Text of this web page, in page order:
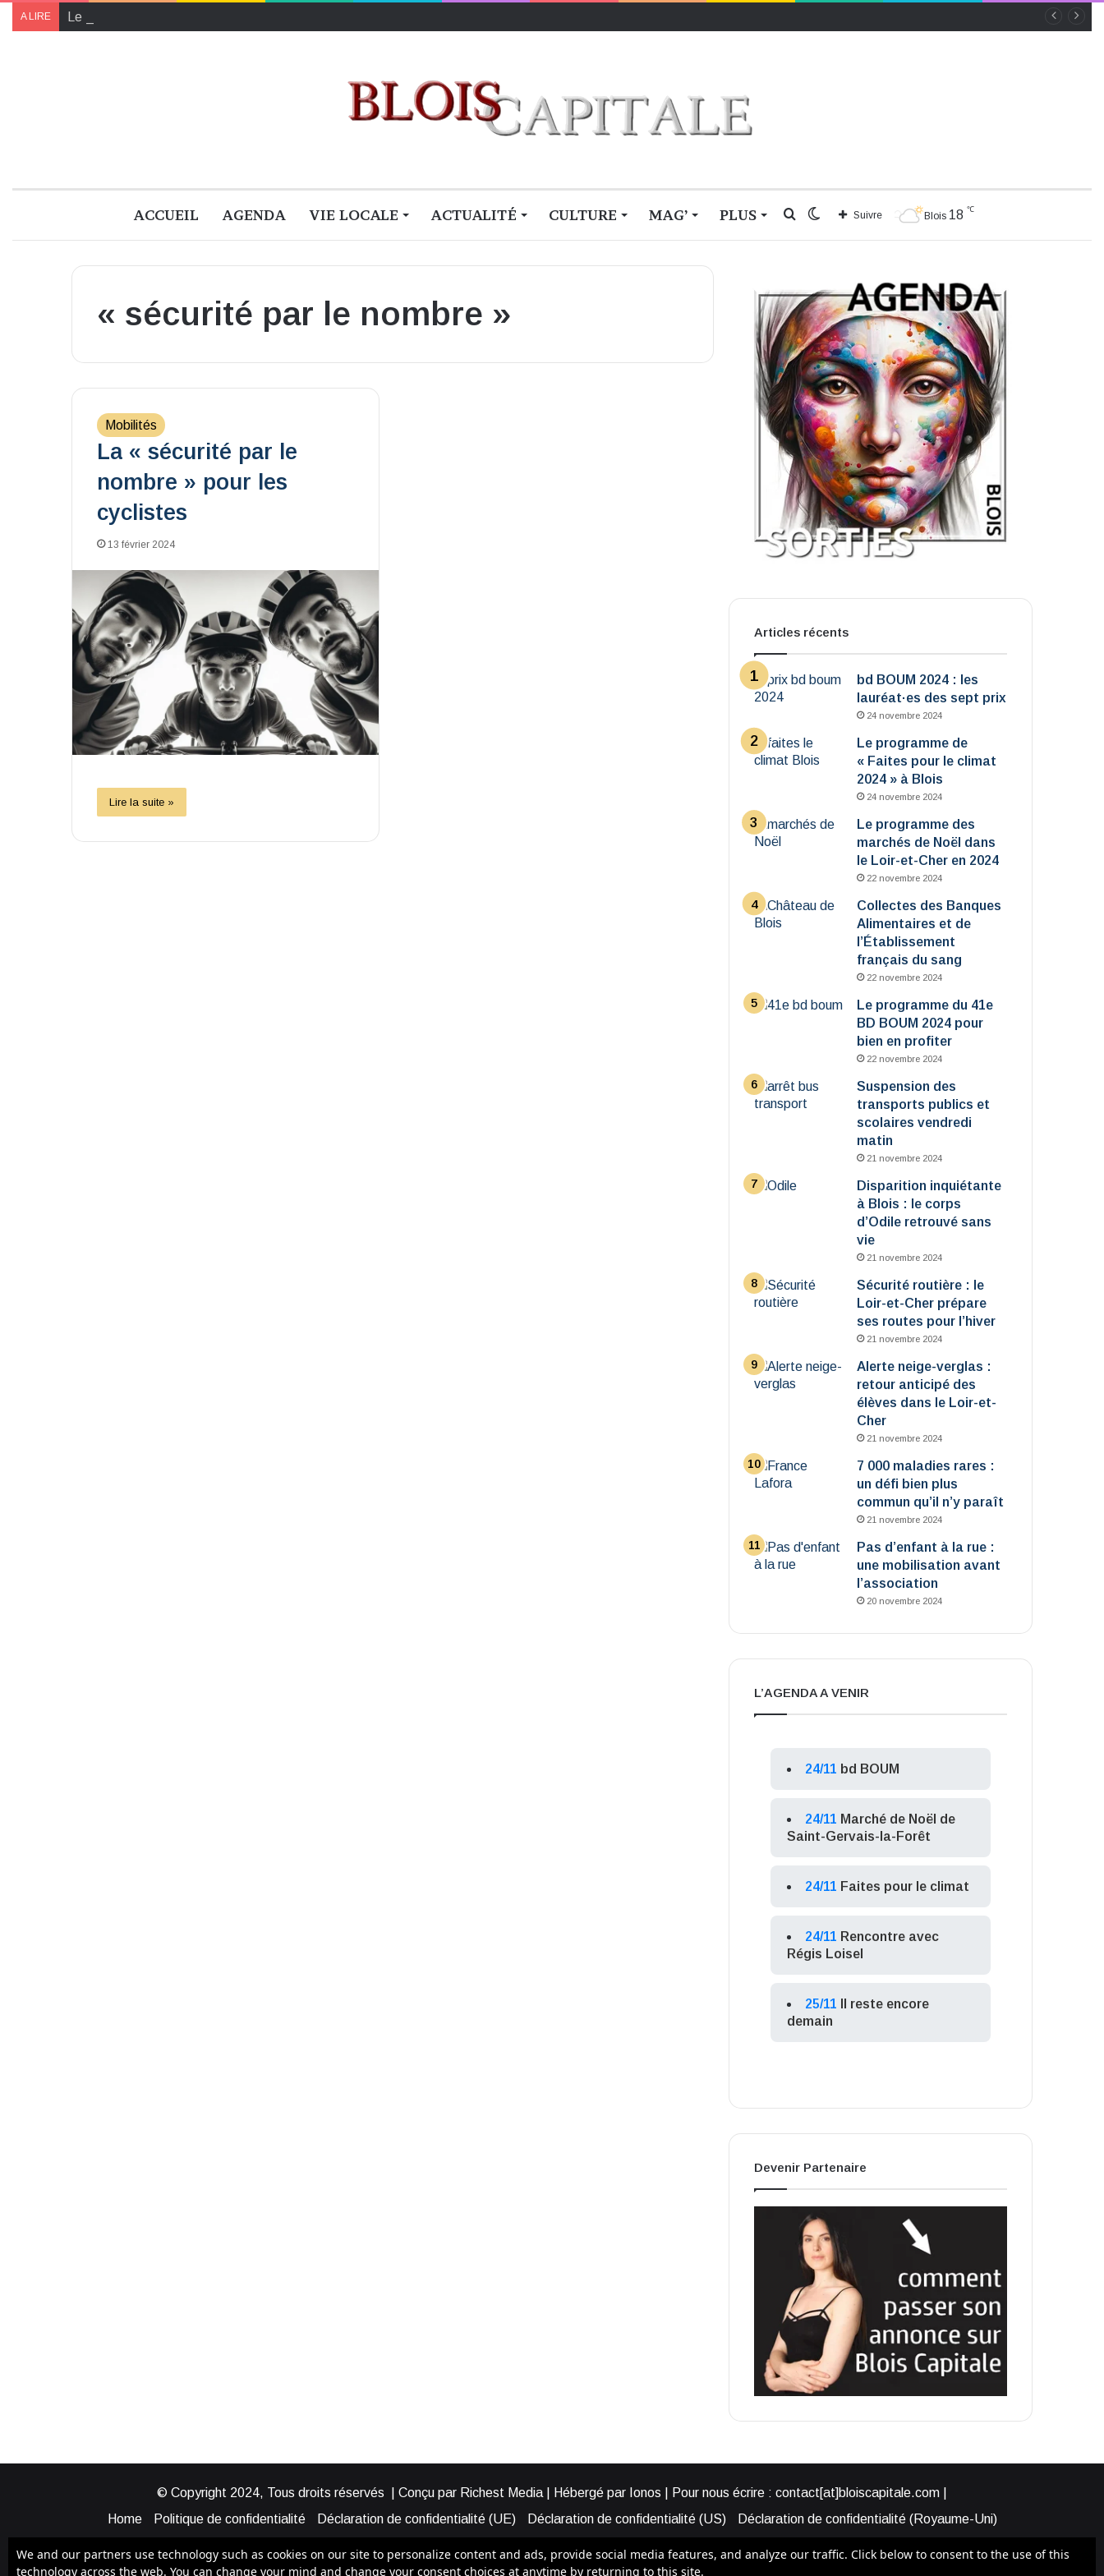
A LIRE Le programme de « Faites pour le climat 2024 » à Blois
ACCUEIL AGENDA VIE LOCALE ACTUALITÉ CULTURE MAG’ PLUS Blois 18 ℃
Suivre
Switch
Rechercher
« sécurité par le nombre »
Mobilités
La « sécurité par le
nombre » pour les
cyclistes
13 février 2024
Lire la suite »
Articles récents
bd BOUM 2024 : les
lauréat·es des sept prix
24 novembre 2024
Le programme de
« Faites pour le climat
2024 » à Blois
24 novembre 2024
Le programme des
marchés de Noël dans
le Loir-et-Cher en 2024
22 novembre 2024
Collectes des Banques
Alimentaires et de
l’Établissement
français du sang
22 novembre 2024
Le programme du 41e
BD BOUM 2024 pour
bien en profiter
22 novembre 2024
Suspension des
transports publics et
scolaires vendredi
matin
21 novembre 2024
Disparition inquiétante
à Blois : le corps
d’Odile retrouvé sans
vie
21 novembre 2024
Sécurité routière : le
Loir-et-Cher prépare
ses routes pour l’hiver
21 novembre 2024
Alerte neige-verglas :
retour anticipé des
élèves dans le Loir-et-
Cher
21 novembre 2024
7 000 maladies rares :
un défi bien plus
commun qu’il n’y paraît
21 novembre 2024
Pas d’enfant à la rue :
une mobilisation avant
l’association
20 novembre 2024
L’AGENDA A VENIR
24/11 bd BOUM
24/11 Marché de Noël de
Saint-Gervais-la-Forêt
24/11 Faites pour le climat
24/11 Rencontre avec
Régis Loisel
25/11
Il reste encore
demain
Devenir Partenaire
© Copyright 2024, Tous droits réservés | Conçu par Richest Media | Hébergé par Ionos | Pour nous écrire : contact[at]bloiscapitale.com |
Home
Politique de confidentialité Déclaration de confidentialité (UE) Déclaration de confidentialité (US)
Déclaration de confidentialité (Royaume-Uni)
Bénéficier d’une assistance
We and our partners use technology such as cookies on our site to personalize content and ads, provide social media features, and analyze our traffic. Click below to consent to the use of this
technology across the web. You can change your mind and change your consent choices at anytime by returning to this site.